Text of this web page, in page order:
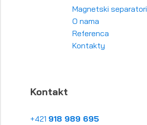
Magnetski separatori
O nama
Referenca
Kontakty
Kontakt
+421 918 989 695